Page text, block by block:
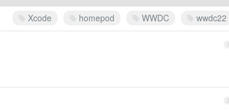
Xcode homepod WWDC wwdc22
1
2